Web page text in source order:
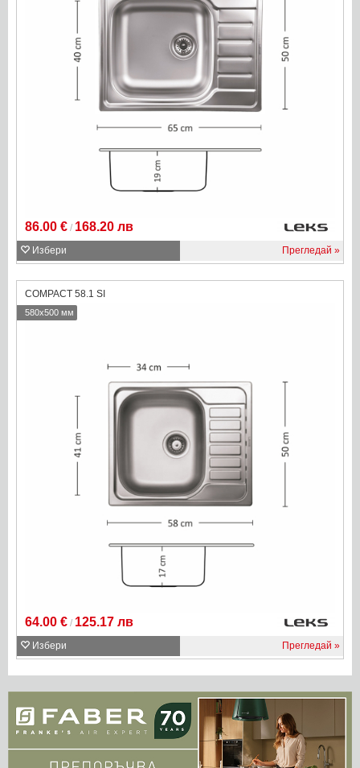
86.00 € / 168.20 лв
Избери Прегледай
COMPACT 58.1 SI
64.00 € / 125.17 лв
Избери Прегледай
580x500 мм